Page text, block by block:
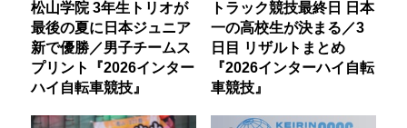
松山学院 3年生トリオが
最後の夏に日本ジュニア
新で優勝／男子チームス
プリント『2026インター
ハイ自転車競技』
トラック競技最終日 日本
一の高校生が決まる／3
日目 リザルトまとめ
『2026インターハイ自転
車競技』